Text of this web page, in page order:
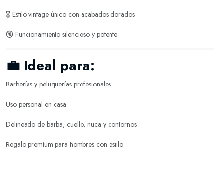
🎖️ Estilo vintage único con acabados dorados
🔇 Funcionamiento silencioso y potente
💼 Ideal para:
Barberías y peluquerías profesionales
Uso personal en casa
Delineado de barba, cuello, nuca y contornos
Regalo premium para hombres con estilo